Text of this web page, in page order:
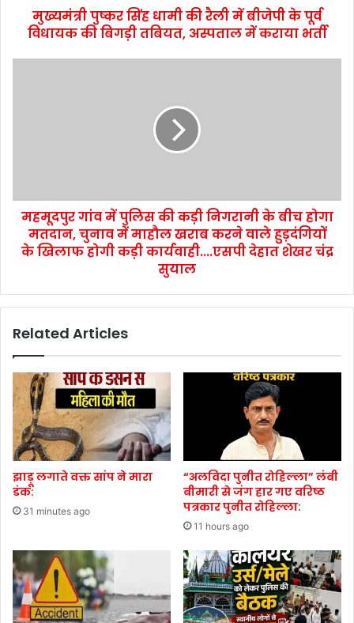
मुख्यमंत्री पुष्कर सिंह धामी की रैली में बीजेपी के पूर्व
विधायक की बिगड़ी तबियत, अस्पताल में कराया भर्ती
महमूदपुर गांव में पुलिस की कड़ी निगरानी के बीच होगा
मतदान, चुनाव में माहौल खराब करने वाले हुड़दंगियों
के खिलाफ होगी कड़ी कार्यवाही....एसपी देहात शेखर चंद्र
सुयाल
Related Articles
झाड़ू लगाते वक्त सांप ने मारा
डंक:
31 minutes ago
“अलविदा पुनीत रोहिल्ला” लंबी
बीमारी से जंग हार गए वरिष्ठ
पत्रकार पुनीत रोहिल्ला:
11 hours ago